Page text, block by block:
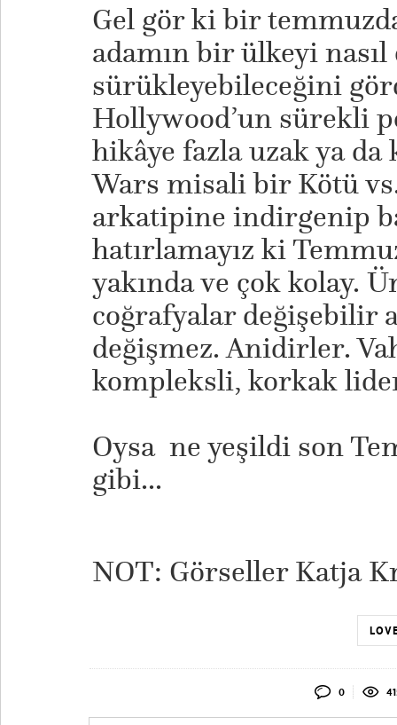
Gel gör ki bir
adamın bir ülkeyi
sürükleyebileceğini
Hollywood’un sürekli
hikâye fazla uzak ya
Wars misali bir Kötü
arkatipine indirgenip
hatırlamayız ki
yakında ve çok kolay.
coğrafyalar değişebilir
değişmez. Anidirler.
kompleksli, korkak
​Oysa ne yeşildi son
gibi...
NOT: Görseller Katja
0